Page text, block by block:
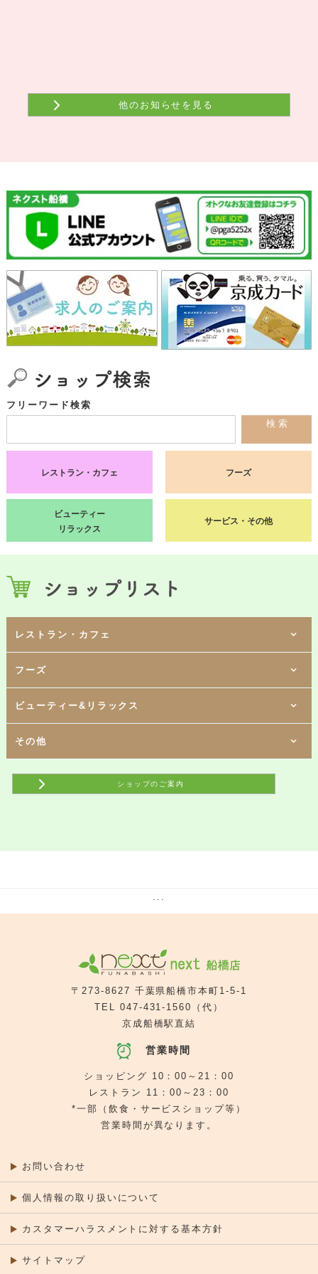
他のお知らせを見る
フリーワード検索
検 索
レストラン・カフェ フーズ
ビューティー
リラックス
サービス・その他
レストラン・カフェ
1階 [ スペシャルティコーヒーショップ ]
タリーズコーヒー
1階 [ 韓国創作料理 ]
東京純豆腐
1階 [ タイ・インド料理 ]
アジアンダイニング ダリマ
1階 [ 海鮮丼 ]
魚丼屋
1階 [ イタリアン＆スパニッシュダイニング ]
海賊の台所
1階 [ ビヤレストラン ]
銀座ライオンLEOネクスト船橋店
1階 [ ラーメン店 ]
真鯛らーめん麺魚
フーズ
1階 [ スイーツ ]
パールレディ
1階 [ 鶏卵・スイーツ ]
たまごや とよまる
1階 [ 専門店（コーヒー&輸入食品専門店） ]
ジュピター
ビューティー&リラックス
2階 [ リラクゼーション ]
リラックスサロンfu～
2階 [ ヘアカット専門店 ]
QBハウス
2階 [ ネイルサロン ]
クラーヴォ
その他
1階 [ 携帯電話 ]
楽天モバイル
1階 [ 携帯電話 ]
ショップのご案内
〒273-8627 千葉県船橋市本町1-5-1
TEL 047-431-1560
（代）
京成船橋駅直結
営業時間
ショッピング 10：00～21：00
レストラン 11：00～23：00
*一部（飲食・サービスショップ等）
営業時間が異なります。
お問い合わせ
個人情報の取り扱いについて
カスタマーハラスメントに対する基本方針
サイトマップ